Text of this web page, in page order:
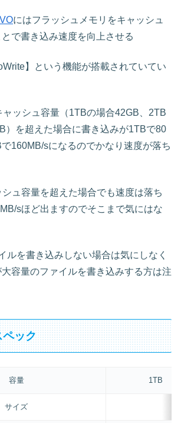
にはフラッシュメモリをキャッシュ
で書き込み速度を向上させる
】という機能が搭載されていてい
ッシュ容量（1TBの場合42GB、2TB
）を超えた場合に書き込みが1TBで80
160MB/sになるのでかなり速度が落ち
ュ容量を超えた場合でも速度は落ち
sほど出ますのでそこまで気にはな
ルを書き込みしない場合は気にしなく
容量のファイルを書き込みする方は注
ック
容量 1TB
サイズ